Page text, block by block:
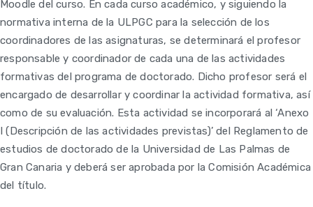
Moodle del curso. En cada curso académico, y siguiendo la
normativa interna de la ULPGC para la selección de los
coordinadores de las asignaturas, se determinará el profesor
responsable y coordinador de cada una de las actividades
formativas del programa de doctorado. Dicho profesor será el
encargado de desarrollar y coordinar la actividad formativa, así
como de su evaluación. Esta actividad se incorporará al ‘Anexo
I (Descripción de las actividades previstas)’ del Reglamento de
estudios de doctorado de la Universidad de Las Palmas de
Gran Canaria y deberá ser aprobada por la Comisión Académica
del título.